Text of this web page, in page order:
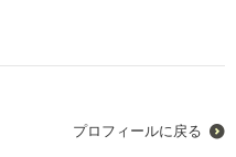
プロフィールに戻る